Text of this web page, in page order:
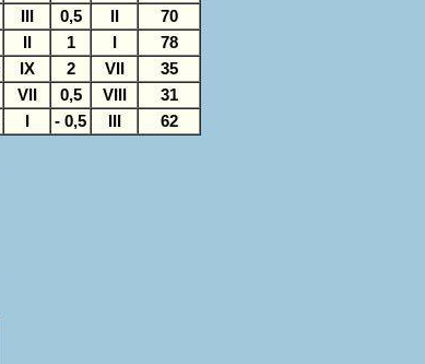
0,5
70
1
78
IX 2 VII
35
VII 0,5 VIII
31
- 0,5 62